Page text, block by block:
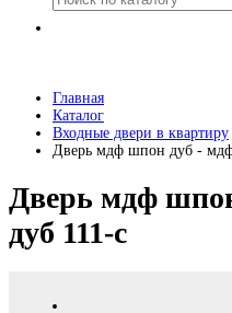
Главная
Каталог
Входные двери в квартиру
Дверь мдф шпон дуб -
Дверь мдф
дуб 111-с